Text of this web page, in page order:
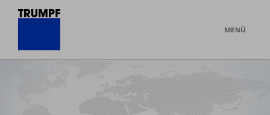
MENÜ